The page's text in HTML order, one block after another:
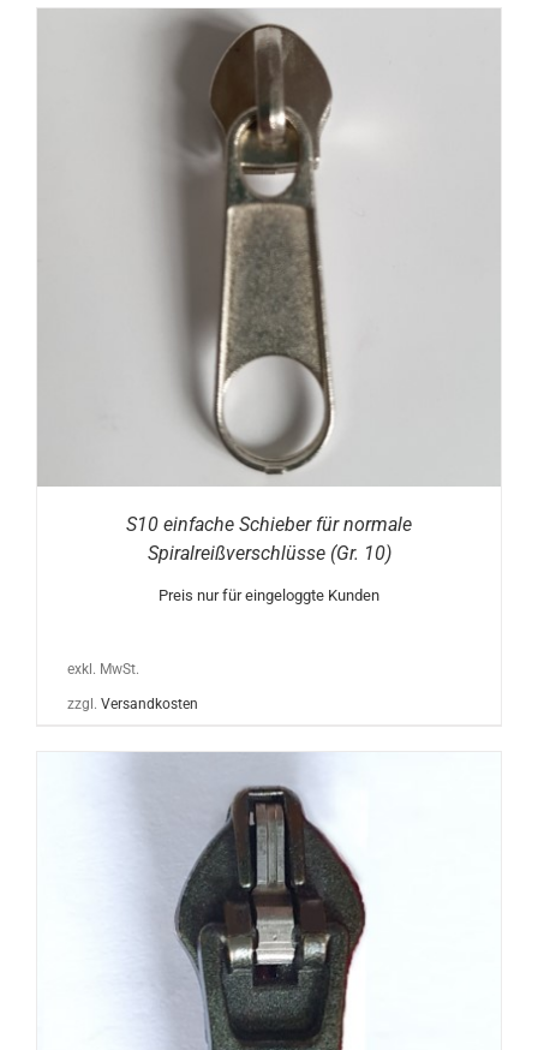
S10 einfache Schieber für normale
Spiralreißverschlüsse (Gr. 10)
Preis nur für eingeloggte Kunden
exkl. MwSt.
zzgl. Versandkosten